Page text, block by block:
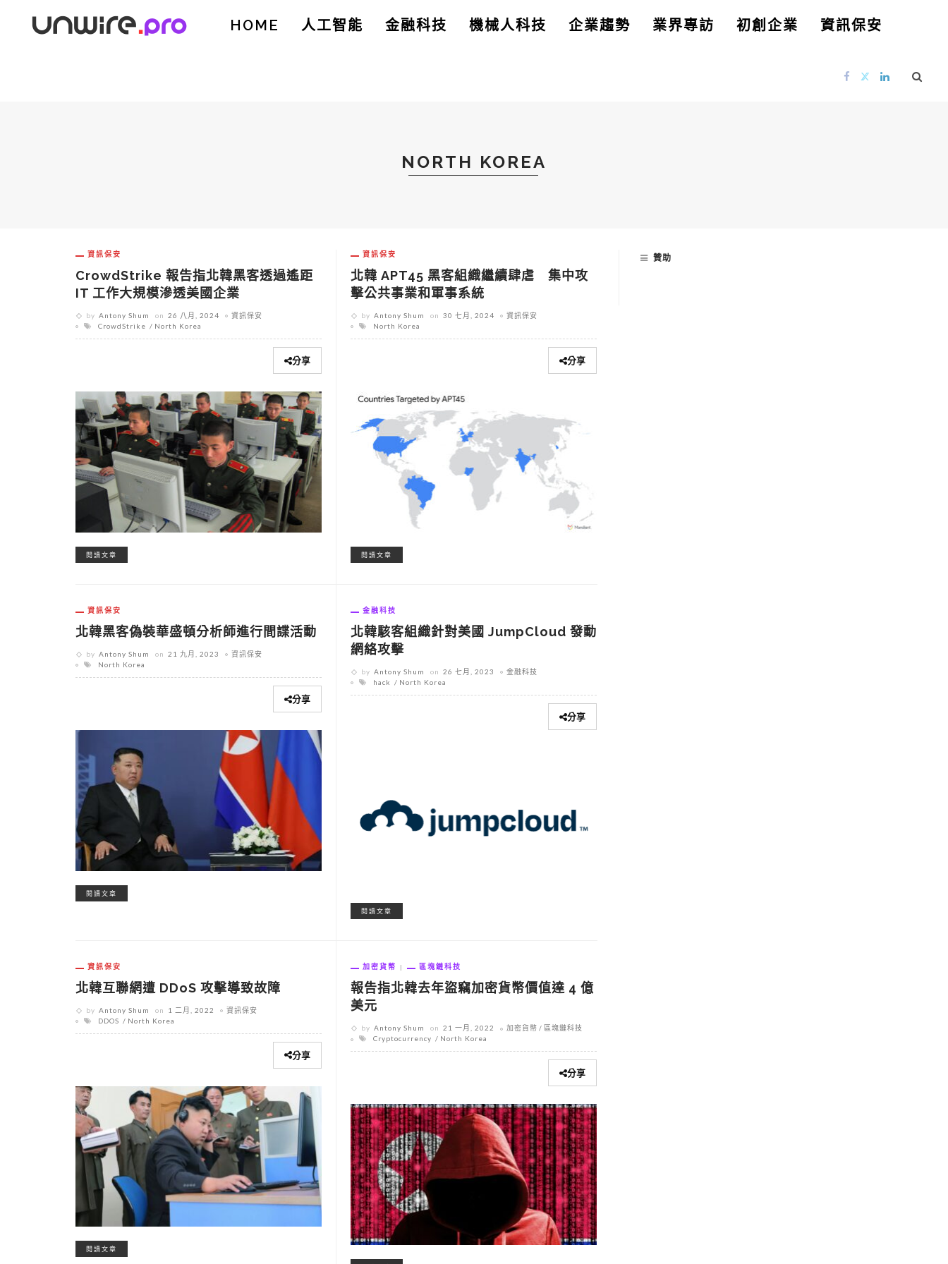
HOME 人工智能 金融科技 機械人科技 企業趨勢 業界專訪 初創企業 資訊保安
NORTH KOREA
資訊保安
CrowdStrike 報告指北韓黑客透過遙距
IT 工作大規模滲透美國企業
by Antony Shum on 26 八月, 2024
資訊保安
CrowdStrike
North Korea
分享
閱讀文章
資訊保安
北韓 APT45 黑客組織繼續肆虐 集中攻
擊公共事業和軍事系統
by Antony Shum on 30 七月, 2024
資訊保安
North Korea
分享
閱讀文章
資訊保安
北韓黑客偽裝華盛頓分析師進行間諜活動
by Antony Shum on 21 九月, 2023
資訊保安
North Korea
分享
閱讀文章
金融科技
北韓駭客組織針對美國 JumpCloud 發動
網絡攻擊
by Antony Shum on 26 七月, 2023
金融科技
hack
North Korea
分享
閱讀文章
資訊保安
北韓互聯網遭 DDoS 攻擊導致故障
by Antony Shum on 1 二月, 2022
資訊保安
DDOS
North Korea
分享
閱讀文章
加密貨幣 區塊鏈科技
報告指北韓去年盜竊加密貨幣價值達 4 億
美元
by Antony Shum on 21 一月, 2022 加密貨幣
區塊鏈科技
Cryptocurrency
North Korea
分享
贊助